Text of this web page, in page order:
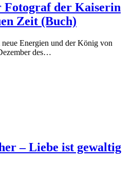
Fotograf der Kaiserin
Zeit (Buch)
Energien und der König von
des…
– Liebe ist gewaltig